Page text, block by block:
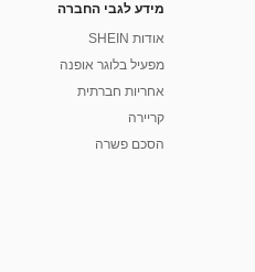
מידע לגבי החברה
אודות SHEIN
מפעיל בלוגר אופנה
אחריות חברתית
קריירה
הסכם פשרה